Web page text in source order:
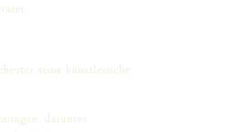
seine künstlerische
darunter